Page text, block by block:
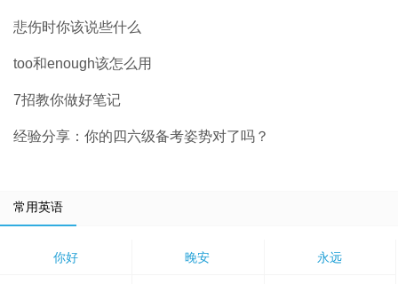
悲伤时你该说些什么
too和enough该怎么用
7招教你做好笔记
经验分享：你的四六级备考姿势对了吗？
常用英语
你好 晚安 永远